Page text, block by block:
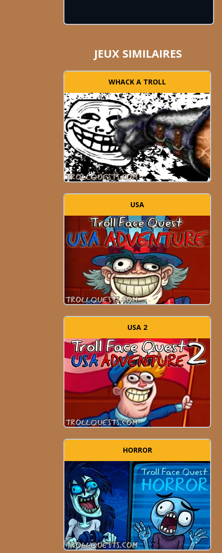
JEUX SIMILAIRES
WHACK A TROLL
USA
USA 2
HORROR